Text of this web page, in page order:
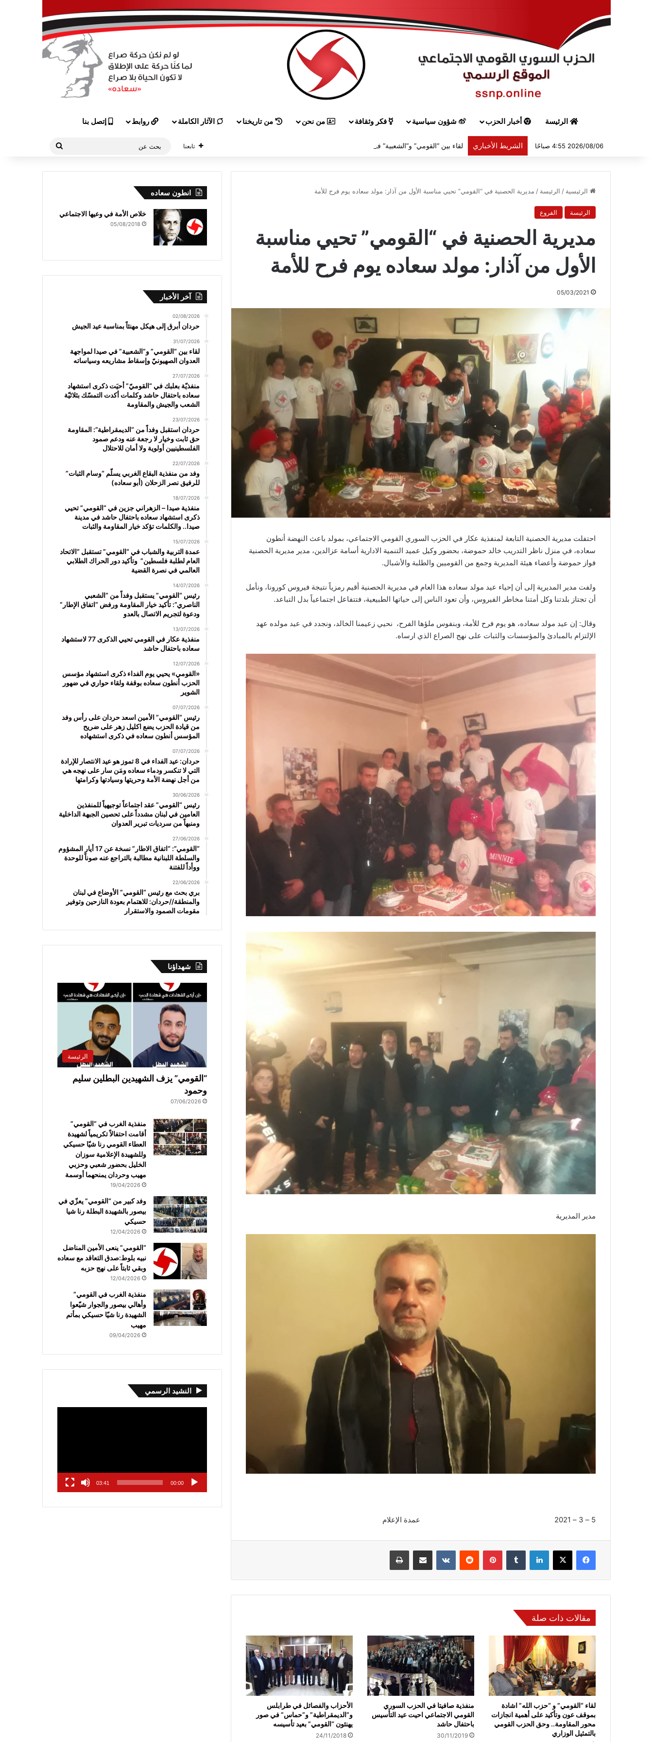
الرئيسة أخبار الحزب شؤون سياسية فكر وثقافة من نحن من تاريخنا الآثار الكاملة روابط إتصل بنا
2026/08/06 4:55 صباحًا الشريط الأخباري تابعنا
الرئيسية / الرئيسة / مديرية الحصنية في “القومي” تحيي مناسبة الأول من آذار: مولد سعاده يوم فرح للأمة
الرئيسة الفروع
مديرية الحصنية في “القومي” تحيي مناسبة
الأول من آذار: مولد سعاده يوم فرح للأمة
05/03/2021
احتفلت مديرية الحصنية التابعة لمنفذية عكار في الحزب السوري القومي الاجتماعي، بمولد باعث النهضة أنطون
سعاده، في منزل ناظر التدريب خالد حموضة، بحضور وكيل عميد التنمية الادارية أسامة عزالدين، مدير مديرية الحصنية
فواز حموضة وأعضاء هيئة المديرية وجمع من القوميين والطلبة والأشبال.
ولفت مدير المديرية إلى أن إحياء عيد مولد سعاده هذا العام في مديرية الحصنية أقيم رمزياً نتيجة فيروس كورونا، ونأمل
أن تجتاز بلدتنا وكل أمتنا مخاطر الفيروس، وأن تعود الناس إلى حياتها الطبيعية، فتتفاعل اجتماعياً بدل التباعد.
وقال: إن عيد مولد سعاده، هو يوم فرح للأمة، وبنفوس ملؤها الفرح، نحيي زعيمنا الخالد، ونجدد في عيد مولده عهد
الإلتزام بالمبادئ والمؤسسات والثبات على نهج الصراع الذي ارساه.
مدير المديرية
5 – 3 – 2021 عمدة الإعلام
فيسبوك لينكدإن بينتيريست
مقالات ذات صلة
لقاء “القومي” و “حزب الله” اشادة
بموقف عون وتأكيد على أهمية انجازات
محور المقاومة.. وحق الحزب القومي
بالتمثيل الوزاري
منفذية صافيتا في الحزب السوري
القومي الاجتماعي احيت عيد التأسيس
باحتفال حاشد
30/11/2019
الأحزاب والفصائل في طرابلس
و”الديمقراطية” و”حماس” في صور
يهنئون “القومي” بعيد تأسيسه
24/11/2018
انطون سعاده
خلاص الأمة في وعيها الاجتماعي
05/08/2018
آخر الأخبار
02/08/2026
حردان أبرق إلى هيكل مهنئاً بمناسبة عيد الجيش
31/07/2026
لقاء بين “القومي” و”الشعبية” في صيدا لمواجهة
العدوان الصهيونيّ وإسقاط مشاريعه وسياساته
27/07/2026
منفذيّة بعلبك في “القوميّ” أحيَت ذكرى استشهاد
سعاده باحتفال حاشد وكلمات أكدت التمسّك بثلاثيّة
الشعب والجيش والمقاومة
23/07/2026
حردان استقبل وفداً من “الديمقراطية”: المقاومة
حق ثابت وخيار لا رجعة عنه ودعم صمود
الفلسطينيين أولوية ولا أمان للاحتلال
22/07/2026
وفد من منفذية البقاع الغربي يسلّم “وسام الثبات”
للرفيق نصر الزحلان (أبو سعاده)
18/07/2026
منفذية صيدا – الزهراني جزين في “القومي” تحيي
ذكرى استشهاد سعاده باحتفال حاشد في مدينة
صيدا.. والكلمات تؤكد خيار المقاومة والثبات
15/07/2026
عمدة التربية والشباب في “القومي” تستقبل “الاتحاد
العام لطلبة فلسطين” وتأكيد دور الحراك الطلابي
العالمي في نصرة القضية
14/07/2026
رئيس “القومي” يستقبل وفداً من “الشعبي
الناصري”: تأكيد خيار المقاومة ورفض “اتفاق الإطار”
ودعوة لتجريم الاتصال بالعدو
13/07/2026
منفذية عكار في القومي تحيي الذكرى 77 لاستشهاد
سعاده باحتفال حاشد
12/07/2026
«القومي» يحيي يوم الفداء ذكرى استشهاد مؤسس
الحزب أنطون سعاده بوقفة ولقاء حواري في ضهور
الشوير
07/07/2026
رئيس “القومي” الأمين اسعد حردان على رأس وفد
من قيادة الحزب يضع اكليل زهر على ضريح
المؤسس أنطون سعاده في ذكرى استشهاده
07/07/2026
حردان: عيد الفداء في 8 تموز هو عيد الانتصار للإرادة
التي لا تنكسر ودماء سعاده ومَن سار على نهجه هي
من أجل نهضة الأمة وحريتها وسيادتها وكرامتها
30/06/2026
رئيس “القومي” عقد اجتماعاً توجيهياً للمنفذين
العامين في لبنان مشدداً على تحصين الجبهة الداخلية
ومنبهاً من سرديات تبرير العدوان
27/06/2026
“القومي”: “اتفاق الاطار” نسخة عن 17 أيار المشؤوم
والسلطة اللبنانية مطالبة بالتراجع عنه صوناً للوحدة
ووأداً للفتنة
22/06/2026
بري بحث مع رئيس “القومي” الأوضاع في لبنان
والمنطقة//حردان: للاهتمام بعودة النازحين وتوفير
مقومات الصمود والاستقرار
شهداؤنا
الرئيسة
“القومي” يزف الشهيدين البطلين سليم
وحمود
07/06/2026
منفذية الغرب في “القومي”
أقامت احتفالاً تكريمياً لشهيدة
العطاء القومي رنا شيّا حسيكي
وللشهيدة الإعلامية سوزان
الخليل بحضور شعبي وحزبي
مهيب وحردان يمنحهما أوسمة
19/04/2026
وفد كبير من “القومي” يعزّي في
بيصور بالشهيدة البطلة رنا شيا
حسيكي
12/04/2026
“القومي” ينعى الأمين المناضل
نبيه بلوط:صدق التعاقد مع سعاده
وبقي ثابتاً على نهج حزبه
12/04/2026
منفذية الغرب في القومي”
وأهالي بيصور والجوار شيّعوا
الشهيدة رنا شيّا حسيكي بمأتم
مهيب
09/04/2026
النشيد الرسمي
00:00
03:41